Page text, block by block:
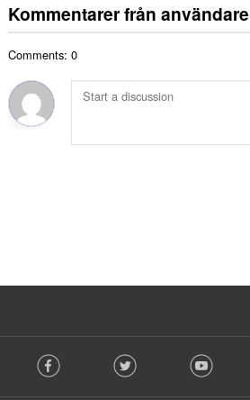
Kommentarer från användare
Comments: 0
o Facebook Twitter Youtube